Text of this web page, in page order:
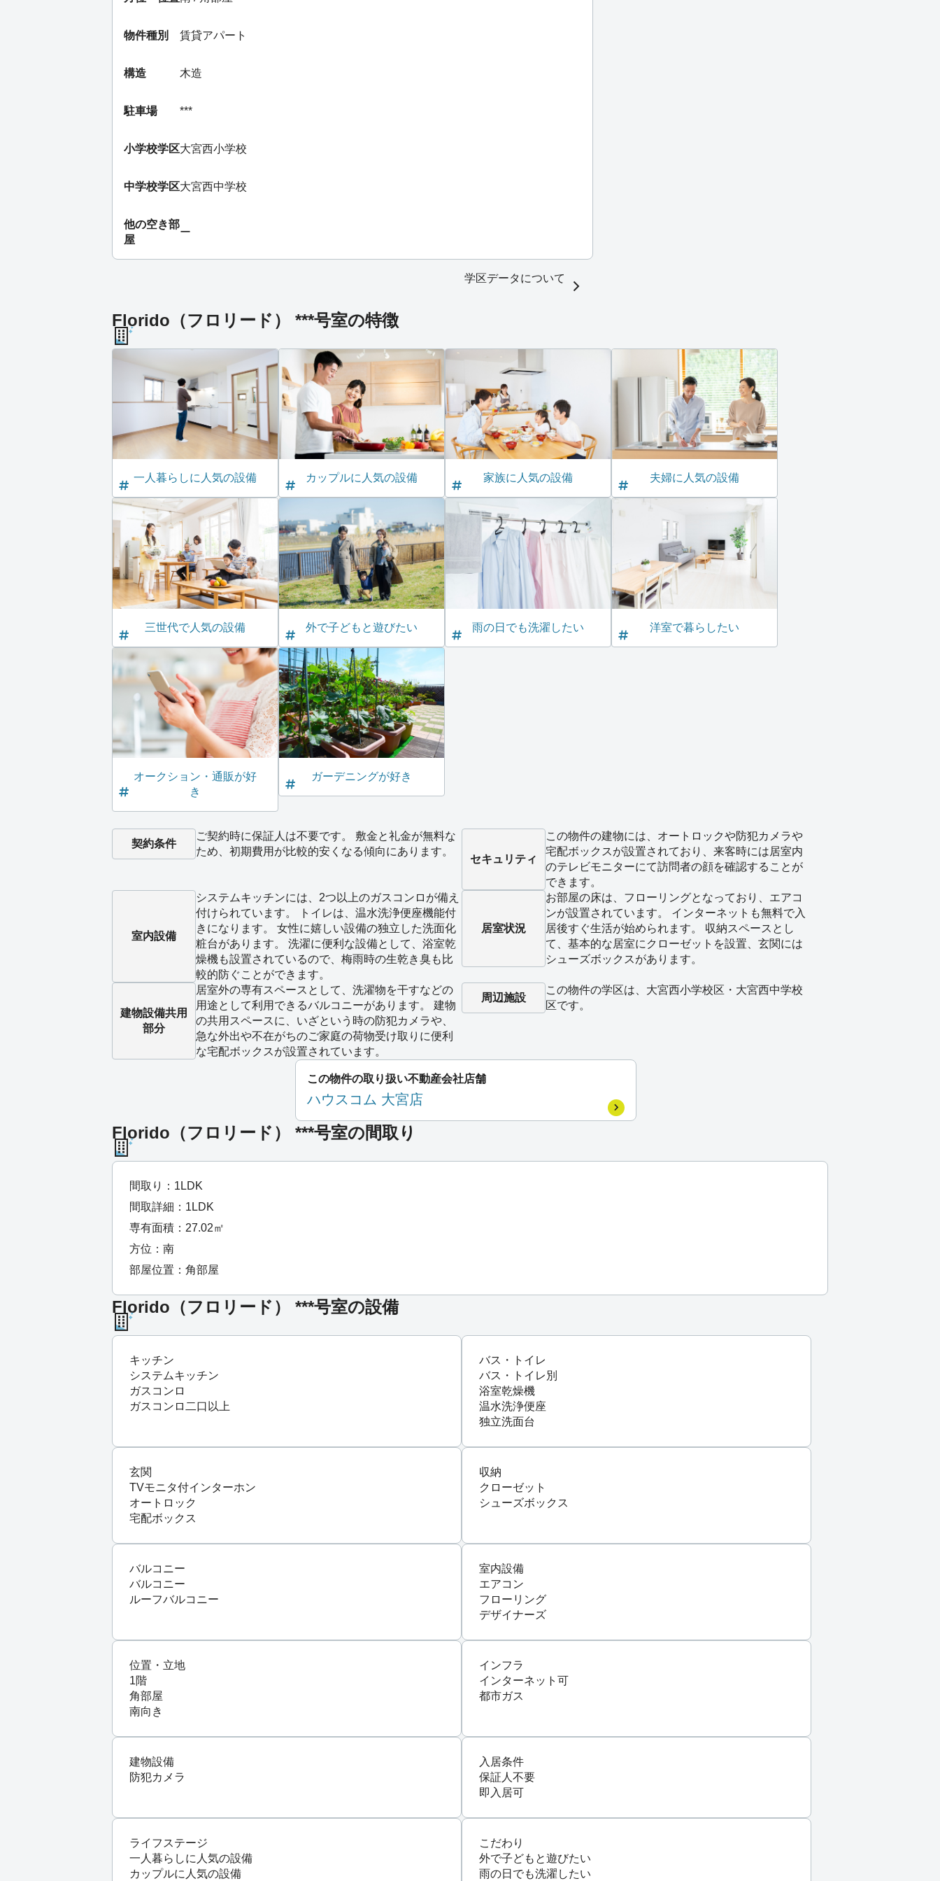
物件種別 賃貸アパート
構造 木造
駐車場 ***
小学校学区大宮西小学校
中学校学区大宮西中学校
他の空き部
屋
ー
学区データについて
Florido（フロリード） ***号室の特徴
一人暮らしに人気の設備 カップルに人気の設備 家族に人気の設備 夫婦に人気の設備
三世代で人気の設備 外で子どもと遊びたい 雨の日でも洗濯したい 洋室で暮らしたい
オークション・通販が好
き
ガーデニングが好き
契約条件
ご契約時に保証人は不要です。 敷金と礼金が無料な
ため、初期費用が比較的安くなる傾向にあります。
セキュリティ
この物件の建物には、オートロックや防犯カメラや
宅配ボックスが設置されており、来客時には居室内
のテレビモニターにて訪問者の顔を確認することが
できます。
室内設備
システムキッチンには、2つ以上のガスコンロが備え
付けられています。 トイレは、温水洗浄便座機能付
きになります。 女性に嬉しい設備の独立した洗面化
粧台があります。 洗濯に便利な設備として、浴室乾
燥機も設置されているので、梅雨時の生乾き臭も比
較的防ぐことができます。
居室状況
お部屋の床は、フローリングとなっており、エアコ
ンが設置されています。 インターネットも無料で入
居後すぐ生活が始められます。 収納スペースとし
て、基本的な居室にクローゼットを設置、玄関には
シューズボックスがあります。
建物設備共用
部分
居室外の専有スペースとして、洗濯物を干すなどの
用途として利用できるバルコニーがあります。 建物
の共用スペースに、いざという時の防犯カメラや、
急な外出や不在がちのご家庭の荷物受け取りに便利
な宅配ボックスが設置されています。
周辺施設
この物件の学区は、大宮西小学校区・大宮西中学校
区です。
この物件の取り扱い不動産会社店舗
ハウスコム 大宮店
Florido（フロリード） ***号室の間取り
間取り：1LDK
間取詳細：1LDK
専有面積：27.02㎡
方位：南
部屋位置：角部屋
Florido（フロリード） ***号室の設備
キッチン
システムキッチン
ガスコンロ
ガスコンロ二口以上
バス・トイレ
バス・トイレ別
浴室乾燥機
温水洗浄便座
独立洗面台
玄関
TVモニタ付インターホン
オートロック
宅配ボックス
収納
クローゼット
シューズボックス
バルコニー
バルコニー
ルーフバルコニー
室内設備
エアコン
フローリング
デザイナーズ
位置・立地
1階
角部屋
南向き
インフラ
インターネット可
都市ガス
建物設備
防犯カメラ
入居条件
保証人不要
即入居可
ライフステージ
一人暮らしに人気の設備
カップルに人気の設備
こだわり
外で子どもと遊びたい
雨の日でも洗濯したい